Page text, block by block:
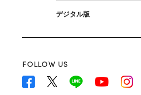
デジタル版
FOLLOW US